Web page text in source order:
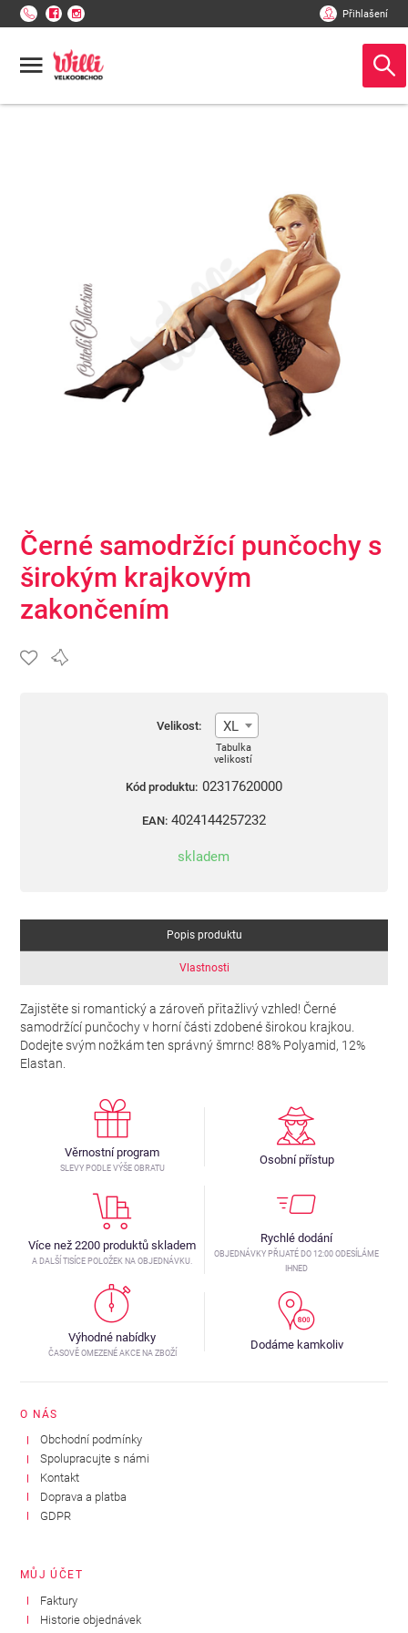
Přihlašení
Černé samodržící punčochy s
širokým krajkovým
zakončením
Velikost: XL
Tabulka
velikostí
Kód produktu: 02317620000
EAN: 4024144257232
skladem
Popis produktu
Vlastnosti
Zajistěte si romantický a zároveň přitažlivý vzhled! Černé
samodržící punčochy v horní části zdobené širokou krajkou.
Dodejte svým nožkám ten správný šmrnc! 88% Polyamid, 12%
Elastan.
Věrnostní program
SLEVY PODLE VÝŠE OBRATU
Osobní přístup
Více než 2200 produktů skladem
A DALŠÍ TISÍCE POLOŽEK NA OBJEDNÁVKU.
Rychlé dodání
OBJEDNÁVKY PŘIJATÉ DO 12:00 ODESÍLÁME
IHNED
Výhodné nabídky
ČASOVĚ OMEZENÉ AKCE NA ZBOŽÍ
Dodáme kamkoliv
O NÁS
Obchodní podmínky
Spolupracujte s námi
Kontakt
Doprava a platba
GDPR
MŮJ ÚČET
Faktury
Historie objednávek